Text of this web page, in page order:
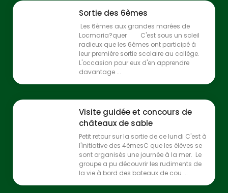
Sortie des 6èmes
Les 6èmes aux grandes marées de
Locmaria?quer C'est sous un soleil
radieux que les 6èmes ont participé à
leur première sortie scolaire au collège.
L'occasion pour eux d'en apprendre
davantage ...
Visite guidée et concours de
châteaux de sable
Petit retour sur la sortie de ce lundi C'est à
l'initiative des 4èmesC que les élèves se
sont organisés une journée à la mer. Le
groupe a pu découvrir les rudiments de
la vie à bord des bateaux de cou ...